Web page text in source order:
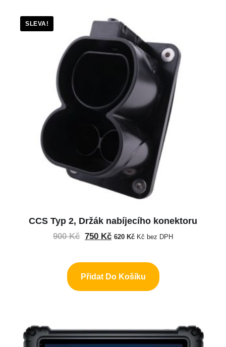
SLEVA!
CCS Typ 2, Držák nabíjecího konektoru
900Kč 750 Kč 620 Kč Kč bez DPH
Přidat Do Košíku